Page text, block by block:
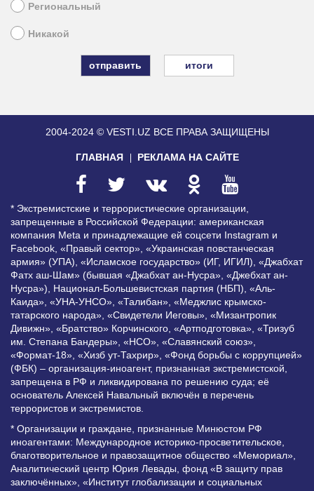
Региональный
Никакой
итоги
2004-2024 © VESTI.UZ ВСЕ ПРАВА ЗАЩИЩЕНЫ
ГЛАВНАЯ РЕКЛАМА НА САЙТЕ
* Экстремистские и террористические организации,
запрещенные в Российской Федерации: американская
компания Meta и принадлежащие ей соцсети Instagram и
Facebook, «Правый сектор», «Украинская повстанческая
армия» (УПА), «Исламское государство» (ИГ, ИГИЛ), «Джабхат
Фатх аш-Шам» (бывшая «Джабхат ан-Нусра», «Джебхат ан-
Нусра»), Национал-Большевистская партия (НБП), «Аль-
Каида», «УНА-УНСО», «Талибан», «Меджлис крымско-
татарского народа», «Свидетели Иеговы», «Мизантропик
Дивижн», «Братство» Корчинского, «Артподготовка», «Тризуб
им. Степана Бандеры», «НСО», «Славянский союз»,
«Формат-18», «Хизб ут-Тахрир», «Фонд борьбы с коррупцией»
(ФБК) – организация-иноагент, признанная экстремистской,
запрещена в РФ и ликвидирована по решению суда; её
основатель Алексей Навальный включён в перечень
террористов и экстремистов.
* Организации и граждане, признанные Минюстом РФ
иноагентами: Международное историко-просветительское,
благотворительное и правозащитное общество «Мемориал»,
Аналитический центр Юрия Левады, фонд «В защиту прав
заключённых», «Институт глобализации и социальных